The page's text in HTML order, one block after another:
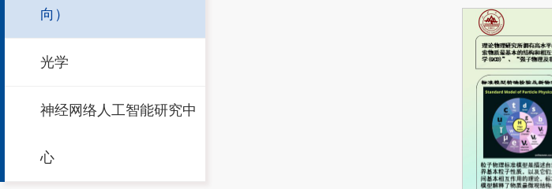
向）
光学
神经网络人工智能研究中
心